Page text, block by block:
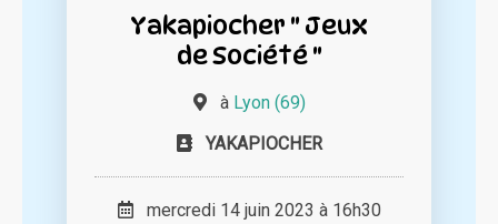
Yakapiocher " Jeux
de Société "
à Lyon (69)
YAKAPIOCHER
mercredi 14 juin 2023 à 16h30